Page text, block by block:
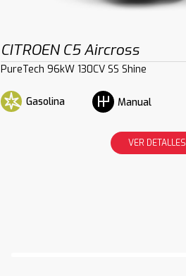
CITROEN C5 Aircross
PureTech 96kW 130CV SS Shine
Gasolina Manual
VER DETALLES